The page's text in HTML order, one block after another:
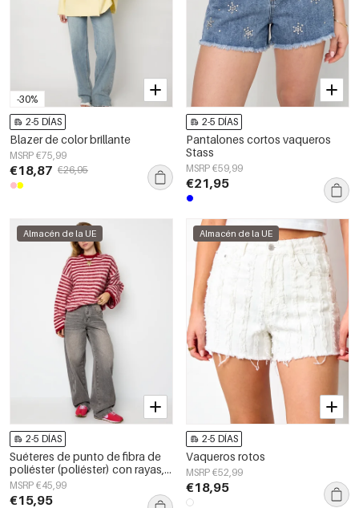
-30%
2-5 DÍAS
Blazer de color brillante
MSRP €75,99
€18,87 €26,95
2-5 DÍAS
Pantalones cortos vaqueros
Stass
MSRP €59,99
€21,95
Almacén de la UE
2-5 DÍAS
Suéteres de punto de fibra de
poliéster (poliéster) con rayas,
ropa de otoño/invierno
MSRP €45,99
€15,95
Almacén de la UE
2-5 DÍAS
Vaqueros rotos
MSRP €52,99
€18,95